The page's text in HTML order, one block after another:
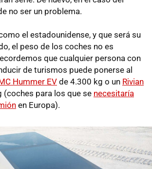
no ser un problema.
el estadounidense, y que será su
el peso de los coches no es
que cualquier persona con
de turismos puede ponerse al
Hummer EV de 4.300 kg o un Rivian
(coches para los que se necesitaría
en Europa).